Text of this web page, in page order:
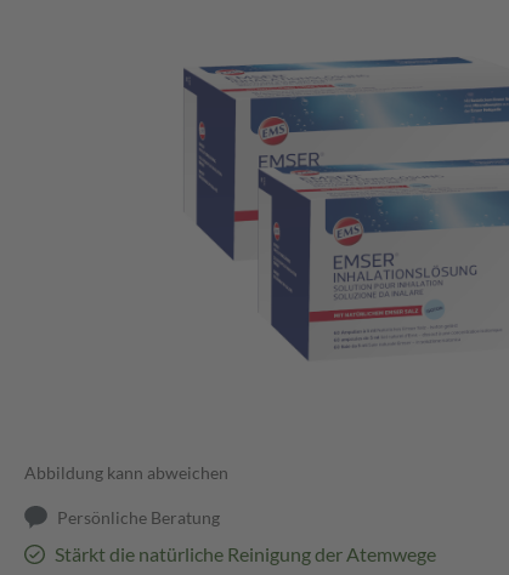
Abbildung kann abweichen
Persönliche Beratung
Stärkt die natürliche Reinigung der Atemwege